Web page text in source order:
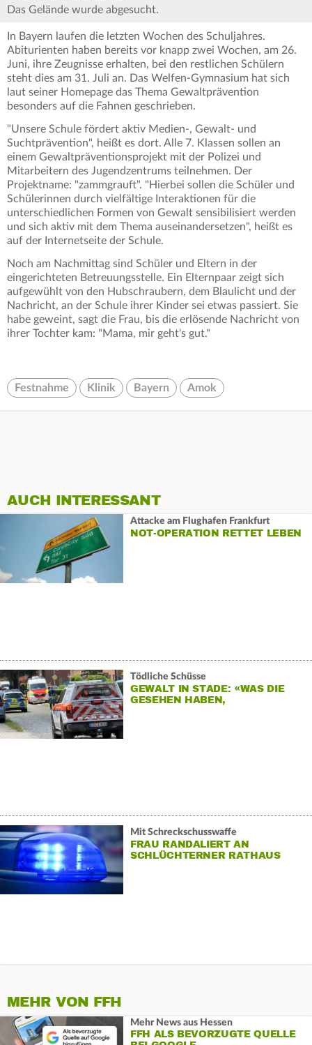
Das Gelände wurde abgesucht.
In Bayern laufen die letzten Wochen des Schuljahres.
Abiturienten haben bereits vor knapp zwei Wochen, am 26.
Juni, ihre Zeugnisse erhalten, bei den restlichen Schülern
steht dies am 31. Juli an. Das Welfen-Gymnasium hat sich
laut seiner Homepage das Thema Gewaltprävention
besonders auf die Fahnen geschrieben.
"Unsere Schule fördert aktiv Medien-, Gewalt- und
Suchtprävention", heißt es dort. Alle 7. Klassen sollen an
einem Gewaltpräventionsprojekt mit der Polizei und
Mitarbeitern des Jugendzentrums teilnehmen. Der
Projektname: "zammgrauft". "Hierbei sollen die Schüler und
Schülerinnen durch vielfältige Interaktionen für die
unterschiedlichen Formen von Gewalt sensibilisiert werden
und sich aktiv mit dem Thema auseinandersetzen", heißt es
auf der Internetseite der Schule.
Noch am Nachmittag sind Schüler und Eltern in der
eingerichteten Betreuungsstelle. Ein Elternpaar zeigt sich
aufgewühlt von den Hubschraubern, dem Blaulicht und der
Nachricht, an der Schule ihrer Kinder sei etwas passiert. Sie
habe geweint, sagt die Frau, bis die erlösende Nachricht von
ihrer Tochter kam: "Mama, mir geht's gut."
Festnahme Klinik Bayern Amok
AUCH INTERESSANT
Attacke am Flughafen Frankfurt
NOT-OPERATION RETTET LEBEN
Tödliche Schüsse
GEWALT IN STADE: «WAS DIE
GESEHEN HABEN,
Mit Schreckschusswaffe
FRAU RANDALIERT AN
SCHLÜCHTERNER RATHAUS
MEHR VON FFH
Mehr News aus Hessen
FFH ALS BEVORZUGTE QUELLE